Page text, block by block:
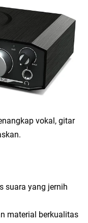
vokal, gitar
suara yang jernih
material berkualitas